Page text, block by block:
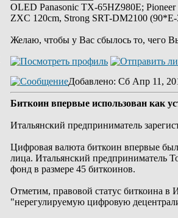
OLED Panasonic TX-65HZ980E;
ZXC 120cm, Strong SRT-DM2100
Желаю, чтобы у Вас сбылось то, чего
Добавлено: Сб Апр 11,
Биткоин впервые использован как
Итальянский предприниматель
Цифровая валюта биткоин впервые
лица. Итальянский предприниматель
фонд в размере 45 биткоинов.
Отметим, правовой статус биткоина в
"нерегулируемую цифровую